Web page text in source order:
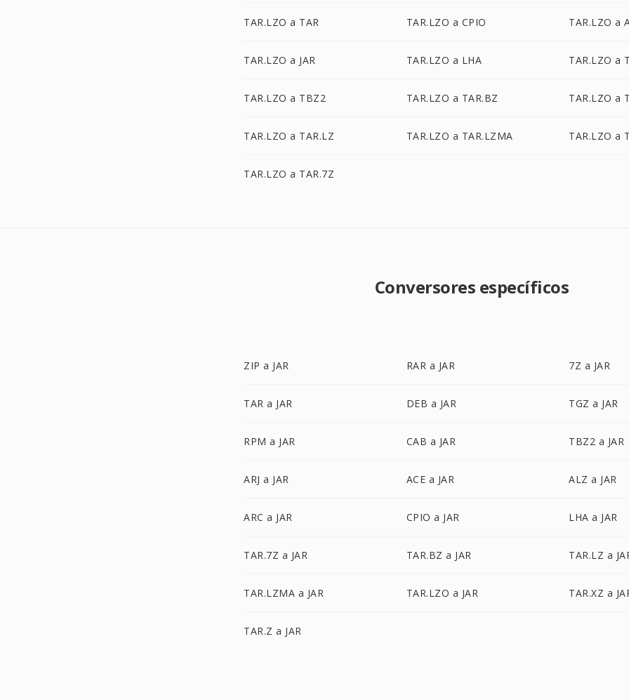
TAR.LZO a TAR TAR.LZO a CPIO TAR.LZO a
TAR.LZO a JAR TAR.LZO a LHA TAR.LZO a
TAR.LZO a TBZ2 TAR.LZO a TAR.BZ TAR.LZO a
TAR.LZO a TAR.LZ TAR.LZO a TAR.LZMA TAR.LZO a
TAR.LZO a TAR.7Z
Conversores específicos
ZIP a JAR RAR a JAR 7Z a JAR
TAR a JAR DEB a JAR TGZ a JAR
RPM a JAR CAB a JAR TBZ2 a JAR
ARJ a JAR ACE a JAR ALZ a JAR
ARC a JAR CPIO a JAR LHA a JAR
TAR.7Z a JAR TAR.BZ a JAR TAR.LZ a
TAR.LZMA a JAR TAR.LZO a JAR TAR.XZ a
TAR.Z a JAR